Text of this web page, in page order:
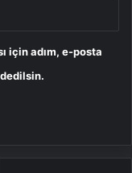
için adım, e-posta